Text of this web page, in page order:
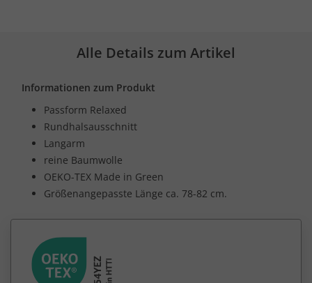
Alle Details zum Artikel
Informationen zum Produkt
Passform Relaxed
Rundhalsausschnitt
Langarm
reine Baumwolle
OEKO-TEX Made in Green
Größenangepasste Länge ca. 78-82 cm.